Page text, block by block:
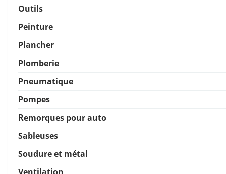
Outils
Peinture
Plancher
Plomberie
Pneumatique
Pompes
Remorques pour auto
Sableuses
Soudure et métal